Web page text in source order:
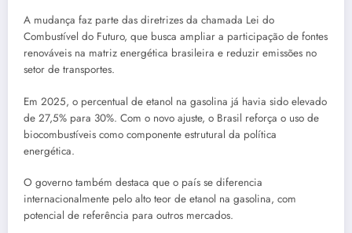
A mudança faz parte das diretrizes da chamada Lei do
Combustível do Futuro, que busca ampliar a participação de fontes
renováveis na matriz energética brasileira e reduzir emissões no
setor de transportes.
Em 2025, o percentual de etanol na gasolina já havia sido elevado
de 27,5% para 30%. Com o novo ajuste, o Brasil reforça o uso de
biocombustíveis como componente estrutural da política
energética.
O governo também destaca que o país se diferencia
internacionalmente pelo alto teor de etanol na gasolina, com
potencial de referência para outros mercados.